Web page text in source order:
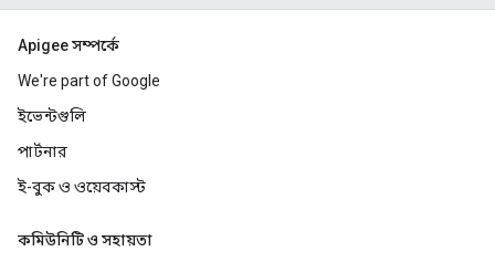
Apigee সম্পর্কে
We're part of Google
ইভেন্টগুলি
পার্টনার
ই-বুক ও ওয়েবকাস্ট
কমিউনিটি ও সহায়তা